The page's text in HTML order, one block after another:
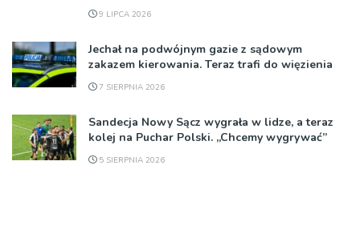
9 LIPCA 2026
Jechał na podwójnym gazie z sądowym
zakazem kierowania. Teraz trafi do więzienia
7 SIERPNIA 2026
Sandecja Nowy Sącz wygrała w lidze, a teraz
kolej na Puchar Polski. „Chcemy wygrywać”
5 SIERPNIA 2026